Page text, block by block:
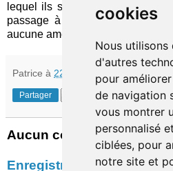
cookies
Nous utilisons
d'autres
pour
de navigation
vous montrer
personnalisé
ciblées, pour
notre site et
lequel ils sont tombés. Pour
passage à l’an 2000 a déjà
aucune amélioration n’a été
Patrice à 22:07
Partager
Aucun commentaire:
Enregistrer un